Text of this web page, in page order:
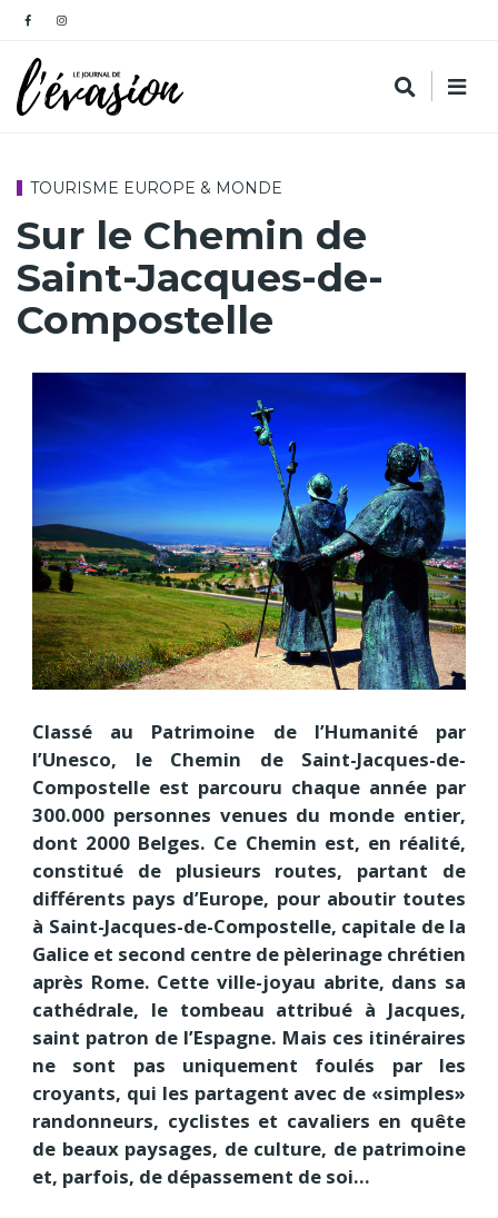
TOURISME EUROPE & MONDE
Sur le Chemin de
Saint-Jacques-de-
Compostelle
Classé au Patrimoine de l’Humanité par
l’Unesco, le Chemin de Saint-Jacques-de-
Compostelle est parcouru chaque année par
300.000 personnes venues du monde entier,
dont 2000 Belges. Ce Chemin est, en réalité,
constitué de plusieurs routes, partant de
différents pays d’Europe, pour aboutir toutes
à Saint-Jacques-de-Compostelle, capitale de la
Galice et second centre de pèlerinage chrétien
après Rome. Cette ville-joyau abrite, dans sa
cathédrale, le tombeau attribué à Jacques,
saint patron de l’Espagne. Mais ces itinéraires
ne sont pas uniquement foulés par les
croyants, qui les partagent avec de «simples»
randonneurs, cyclistes et cavaliers en quête
de beaux paysages, de culture, de patrimoine
et, parfois, de dépassement de soi…